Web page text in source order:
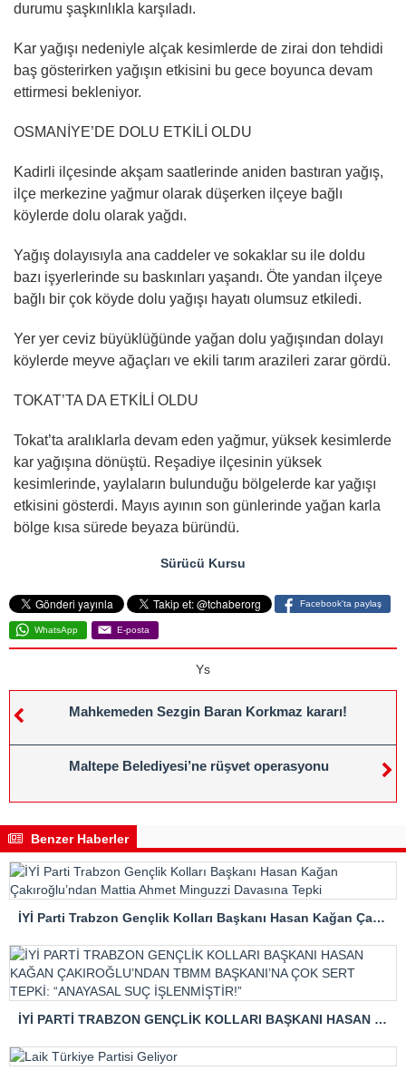
durumu şaşkınlıkla karşıladı.
Kar yağışı nedeniyle alçak kesimlerde de zirai don tehdidi
baş gösterirken yağışın etkisini bu gece boyunca devam
ettirmesi bekleniyor.
OSMANİYE’DE DOLU ETKİLİ OLDU
Kadirli ilçesinde akşam saatlerinde aniden bastıran yağış,
ilçe merkezine yağmur olarak düşerken ilçeye bağlı
köylerde dolu olarak yağdı.
Yağış dolayısıyla ana caddeler ve sokaklar su ile doldu
bazı işyerlerinde su baskınları yaşandı. Öte yandan ilçeye
bağlı bir çok köyde dolu yağışı hayatı olumsuz etkiledi.
Yer yer ceviz büyüklüğünde yağan dolu yağışından dolayı
köylerde meyve ağaçları ve ekili tarım arazileri zarar gördü.
TOKAT’TA DA ETKİLİ OLDU
Tokat’ta aralıklarla devam eden yağmur, yüksek kesimlerde
kar yağışına dönüştü. Reşadiye ilçesinin yüksek
kesimlerinde, yaylaların bulunduğu bölgelerde kar yağışı
etkisini gösterdi. Mayıs ayının son günlerinde yağan karla
bölge kısa sürede beyaza büründü.
Sürücü Kursu
Facebook'ta paylaş
WhatsApp E-posta
Ys
Mahkemeden Sezgin Baran Korkmaz kararı!
Maltepe Belediyesi’ne rüşvet operasyonu
Benzer Haberler
İYİ Parti Trabzon Gençlik Kolları Başkanı Hasan Kağan Çakıroğlu’ndan Mattia Ahmet Minguzzi Davasına Tepki
İYİ PARTİ TRABZON GENÇLİK KOLLARI BAŞKANI HASAN KAĞAN ÇAKIROĞLU’NDAN TBMM BAŞKANI’NA ÇOK SERT TEPKİ: “ANAYASAL SUÇ İŞLENMİŞTİR!”